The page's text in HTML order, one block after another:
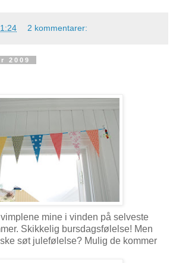
2 kommentarer:
2009
mine i vinden på selveste
Skikkelig bursdagsfølelse! Men
søt julefølelse? Mulig de kommer